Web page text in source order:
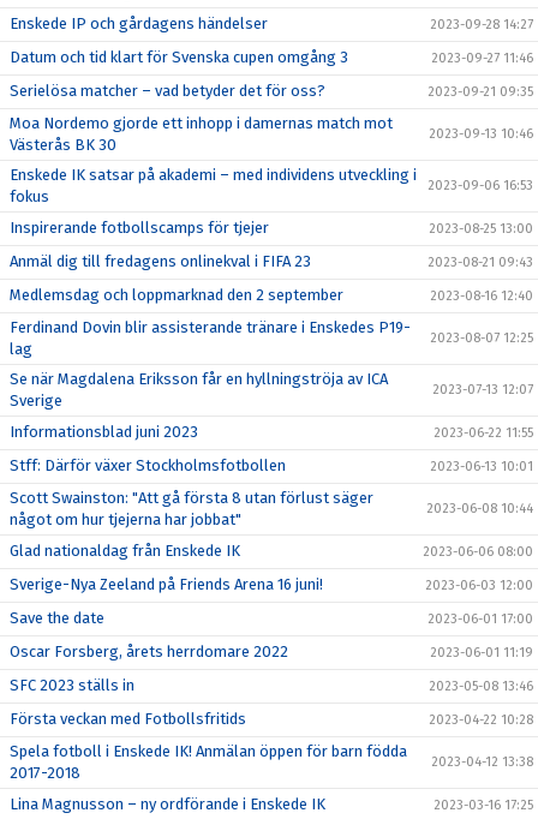
Enskede IP och gårdagens händelser 2023-09-28 14:27
Datum och tid klart för Svenska cupen omgång 3 2023-09-27 11:46
Serielösa matcher – vad betyder det för oss? 2023-09-21 09:35
Moa Nordemo gjorde ett inhopp i damernas match mot
Västerås BK 30
2023-09-13 10:46
Enskede IK satsar på akademi – med individens utveckling i
fokus
2023-09-06 16:53
Inspirerande fotbollscamps för tjejer 2023-08-25 13:00
Anmäl dig till fredagens onlinekval i FIFA 23 2023-08-21 09:43
Medlemsdag och loppmarknad den 2 september 2023-08-16 12:40
Ferdinand Dovin blir assisterande tränare i Enskedes P19-
lag
2023-08-07 12:25
Se när Magdalena Eriksson får en hyllningströja av ICA
Sverige
2023-07-13 12:07
Informationsblad juni 2023 2023-06-22 11:55
Stff: Därför växer Stockholmsfotbollen 2023-06-13 10:01
Scott Swainston: "Att gå första 8 utan förlust säger
något om hur tjejerna har jobbat"
2023-06-08 10:44
Glad nationaldag från Enskede IK 2023-06-06 08:00
Sverige-Nya Zeeland på Friends Arena 16 juni! 2023-06-03 12:00
Save the date 2023-06-01 17:00
Oscar Forsberg, årets herrdomare 2022 2023-06-01 11:19
SFC 2023 ställs in 2023-05-08 13:46
Första veckan med Fotbollsfritids 2023-04-22 10:28
Spela fotboll i Enskede IK! Anmälan öppen för barn födda
2017-2018
2023-04-12 13:38
Lina Magnusson – ny ordförande i Enskede IK 2023-03-16 17:25